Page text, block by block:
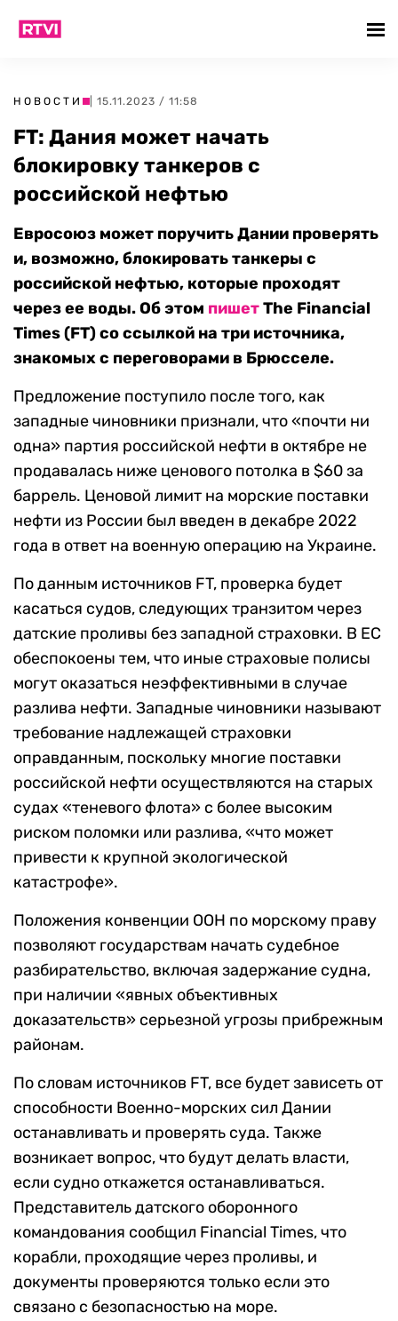
НОВОСТИ | 15.11.2023 / 11:58
FT: Дания может начать
блокировку танкеров с
российской нефтью
Евросоюз может поручить Дании проверять
и, возможно, блокировать танкеры с
российской нефтью, которые проходят
через ее воды. Об этом пишетThe Financial
Times (FT) со ссылкой на три источника,
знакомых с переговорами в Брюсселе.
Предложение поступило после того, как
западные чиновники признали, что «почти ни
одна» партия российской нефти в октябре не
продавалась ниже ценового потолка в $60 за
баррель. Ценовой лимит на морские поставки
нефти из России был введен в декабре 2022
года в ответ на военную операцию на Украине.
По данным источников FT, проверка будет
касаться судов, следующих транзитом через
датские проливы без западной страховки. В ЕС
обеспокоены тем, что иные страховые полисы
могут оказаться неэффективными в случае
разлива нефти. Западные чиновники называют
требование надлежащей страховки
оправданным, поскольку многие поставки
российской нефти осуществляются на старых
судах «теневого флота» с более высоким
риском поломки или разлива, «что может
привести к крупной экологической
катастрофе».
Положения конвенции ООН по морскому праву
позволяют государствам начать судебное
разбирательство, включая задержание судна,
при наличии «явных объективных
доказательств» серьезной угрозы прибрежным
районам.
По словам источников FT, все будет зависеть от
способности Военно-морских сил Дании
останавливать и проверять суда. Также
возникает вопрос, что будут делать власти,
если судно откажется останавливаться.
Представитель датского оборонного
командования сообщил Financial Times, что
корабли, проходящие через проливы, и
документы проверяются только если это
связано с безопасностью на море.